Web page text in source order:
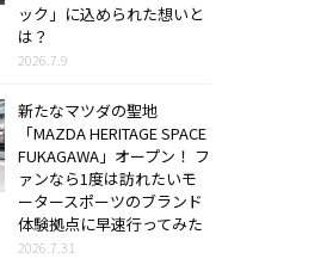
ック」に込められた想いと
は？
2026.7.9
新たなマツダの聖地
「MAZDA HERITAGE SPACE
FUKAGAWA」オープン！ フ
ァンなら1度は訪れたいモ
ータースポーツのブランド
体験拠点に早速行ってみた
2026.7.31